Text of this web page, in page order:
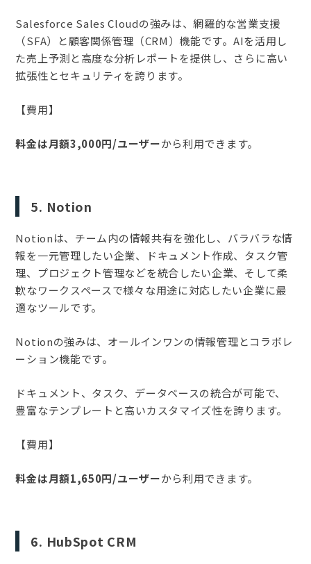
Salesforce Sales Cloudの強みは、網羅的な営業支援
（SFA）と顧客関係管理（CRM）機能です。AIを活用し
た売上予測と高度な分析レポートを提供し、さらに高い
拡張性とセキュリティを誇ります。
【費用】
料金は月額3,000円/ユーザーから利用できます。
5. Notion
Notionは、チーム内の情報共有を強化し、バラバラな情
報を一元管理したい企業、ドキュメント作成、タスク管
理、プロジェクト管理などを統合したい企業、そして柔
軟なワークスペースで様々な用途に対応したい企業に最
適なツールです。
Notionの強みは、オールインワンの情報管理とコラボレ
ーション機能です。
ドキュメント、タスク、データベースの統合が可能で、
豊富なテンプレートと高いカスタマイズ性を誇ります。
【費用】
料金は月額1,650円/ユーザーから利用できます。
6. HubSpot CRM